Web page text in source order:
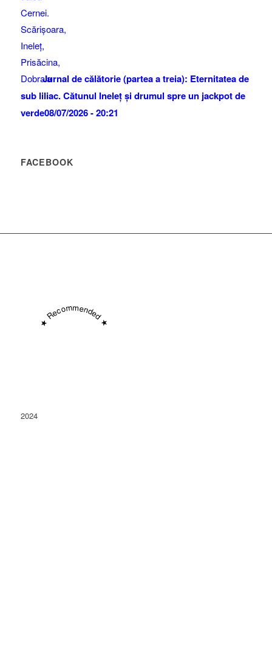
Jurnal de călătorie (partea a treia): Eternitatea de
sub liliac. Cătunul Ineleț și drumul spre un jackpot de
verde08/07/2026 - 20:21
FACEBOOK
★ Recommended ★
2024